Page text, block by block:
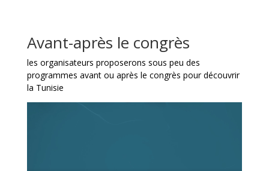
Avant-après le congrès
les organisateurs proposerons sous peu des
programmes avant ou après le congrès pour découvrir
la Tunisie